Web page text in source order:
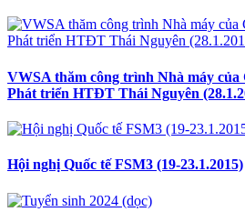
VWSA thăm công trình Nhà máy
Phát triển HTĐT Thái Nguyên
Hội nghị Quốc tế FSM3 (19-23.1.2015)